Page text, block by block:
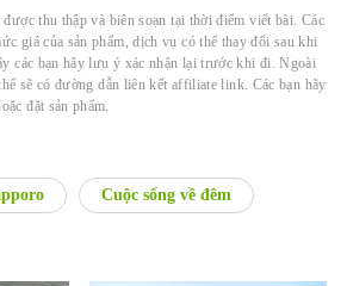
thu thập và biên soạn tại thời điểm viết bài. Các
giá của sản phẩm, dịch vụ có thể thay đổi sau khi
các bạn hãy lưu ý xác nhận lại trước khi đi. Ngoài
sẽ có đường dẫn liên kết affiliate link. Các bạn hãy
đặt sản phẩm.
Cuộc sống về đêm